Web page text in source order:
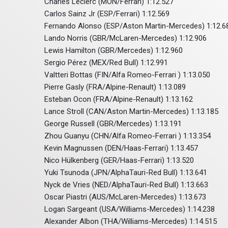
Carlos Sainz Jr (ESP/Ferrari) 1:12.569
Fernando Alonso (ESP/Aston Martin-Mercedes)
Lando Norris (GBR/McLaren-Mercedes) 1:12.906
Lewis Hamilton (GBR/Mercedes) 1:12.960
Sergio Pérez (MEX/Red Bull) 1:12.991
Valtteri Bottas (FIN/Alfa Romeo-Ferrari ) 1:13.050
Pierre Gasly (FRA/Alpine-Renault) 1:13.089
Esteban Ocon (FRA/Alpine-Renault) 1:13.162
Lance Stroll (CAN/Aston Martin-Mercedes) 1:13.185
George Russell (GBR/Mercedes) 1:13.191
Zhou Guanyu (CHN/Alfa Romeo-Ferrari ) 1:13.354
Kevin Magnussen (DEN/Haas-Ferrari) 1:13.457
Nico Hülkenberg (GER/Haas-Ferrari) 1:13.520
Yuki Tsunoda (JPN/AlphaTauri-Red Bull) 1:13.641
Nyck de Vries (NED/AlphaTauri-Red Bull) 1:13.663
Oscar Piastri (AUS/McLaren-Mercedes) 1:13.673
Logan Sargeant (USA/Williams-Mercedes) 1:14.238
Alexander Albon (THA/Williams-Mercedes) 1:14.515